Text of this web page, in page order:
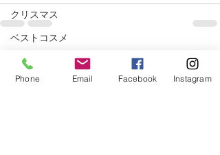
クリスマス
ベストコスメ
サプリメント
冷え
関連記事 すべて表示
Phone Email Facebook Instagram